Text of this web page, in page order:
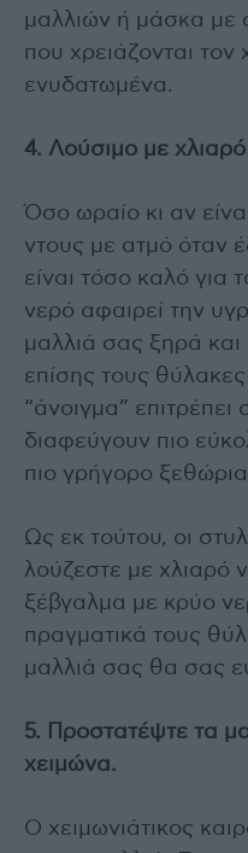
μαλλιών ή μάσκα με
που χρειάζονται τον
ενυδατωμένα.
4. Λούσιμο με
Όσο ωραίο κι αν
ντους με ατμό όταν
είναι τόσο καλό για
νερό αφαιρεί την
μαλλιά σας ξηρά και
επίσης τους
“άνοιγμα”
διαφεύγουν πιο
πιο γρήγορο
Ως εκ τούτου, οι
λούζεστε με χλιαρό
ξέβγαλμα με κρύο
πραγματικά τους
μαλλιά σας θα σας
5. Προστατέψτε τα
χειμώνα.
Ο χειμωνιάτικος